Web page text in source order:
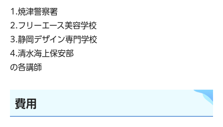
1.焼津警察署
2.フリーエース美容学校
3.静岡デザイン専門学校
4.清水海上保安部
の各講師
費用